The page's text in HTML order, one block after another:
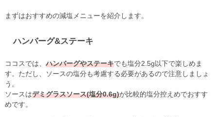
まずはおすすめの減塩メニューを紹介します。
ハンバーグ&ステーキ
ココスでは、 ハンバーグやステーキでも塩分2.5g以下で楽しめま
す。ただし、ソースの塩分も考慮する必要があるので注意しましょ
う。
ソースはデミグラスソース(塩分0.6g)が比較的塩分控えめでおすす
めです。